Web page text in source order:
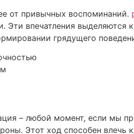
от привычных воспоминаний.
Эти впечатления выделяются
грядущего
– любой момент, если мы
Этот ход способен влечь